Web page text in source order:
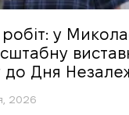
у
Дня
2026